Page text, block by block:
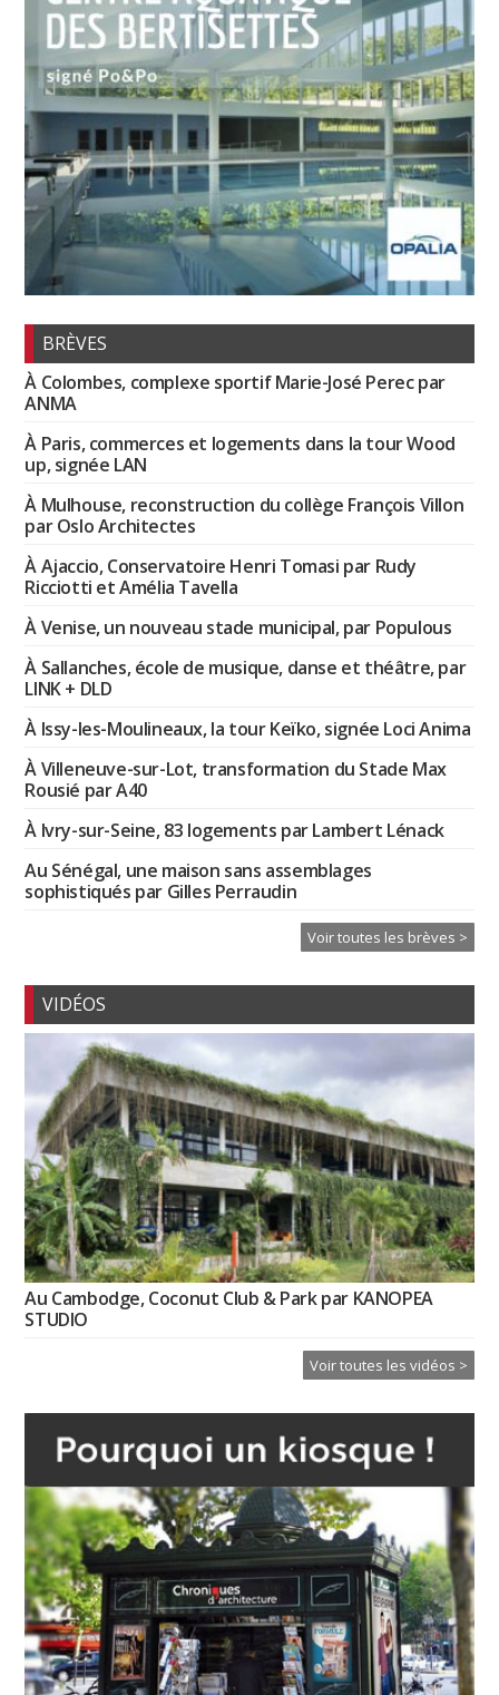
BRÈVES
À Colombes, complexe sportif Marie-José Perec par
ANMA
À Paris, commerces et logements dans la tour Wood
up, signée LAN
À Mulhouse, reconstruction du collège François Villon
par Oslo Architectes
À Ajaccio, Conservatoire Henri Tomasi par Rudy
Ricciotti et Amélia Tavella
À Venise, un nouveau stade municipal, par Populous
À Sallanches, école de musique, danse et théâtre, par
LINK + DLD
À Issy-les-Moulineaux, la tour Keïko, signée Loci Anima
À Villeneuve-sur-Lot, transformation du Stade Max
Rousié par A40
À Ivry-sur-Seine, 83 logements par Lambert Lénack
Au Sénégal, une maison sans assemblages
sophistiqués par Gilles Perraudin
Voir toutes les brèves >
VIDÉOS
Au Cambodge, Coconut Club & Park par KANOPEA
STUDIO
Voir toutes les vidéos >